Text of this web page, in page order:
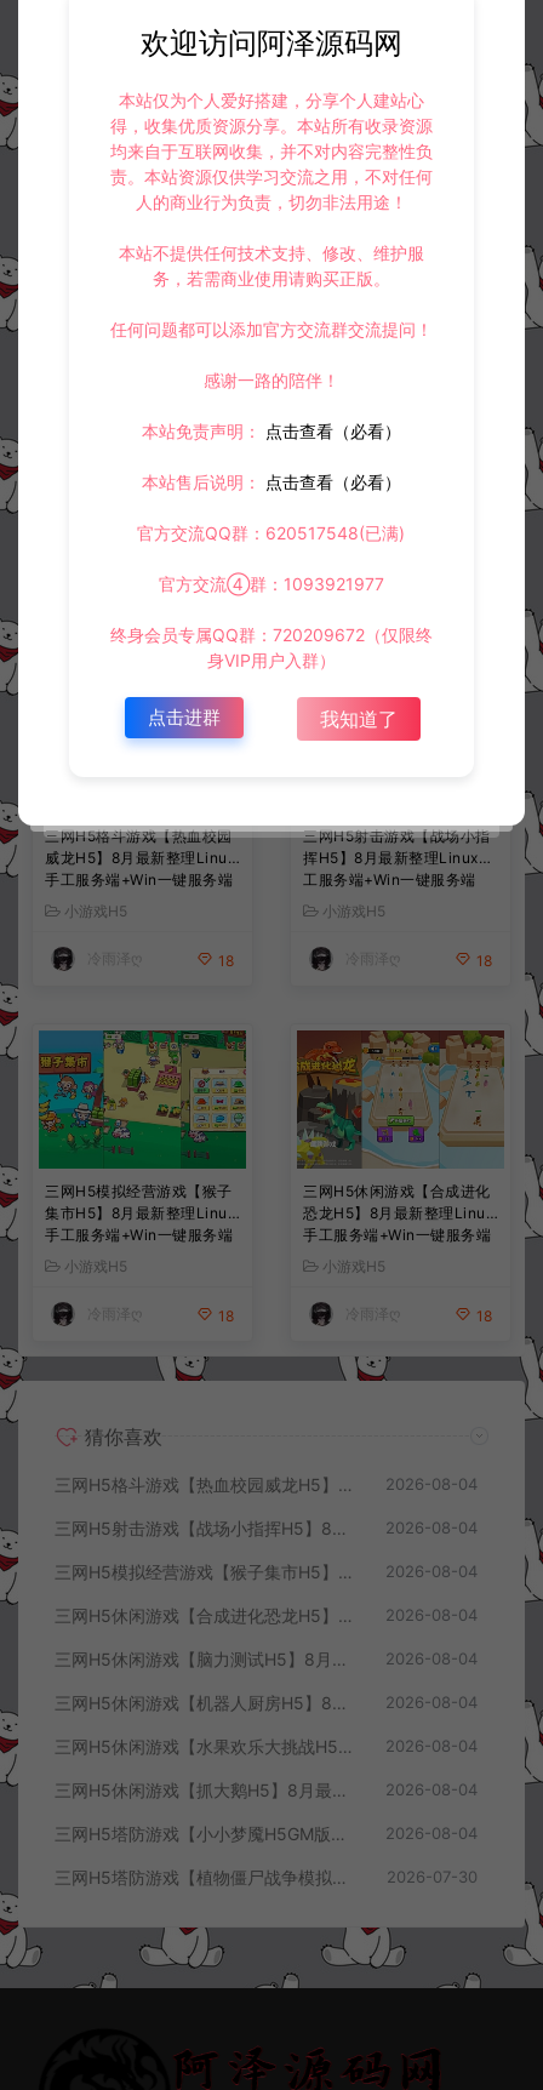
最新整理Linux手工服务端+Win一键服务端+解压即玩+简易安卓客户端+详
冷雨泽ღ 默认解压密码：www.lyzwlkj.vip 复
下一篇：
相关资源
三网H5格斗游戏【热血校园
威龙H5】8月最新整理Linux
手工服务端+Win一键服务端
+解压即玩+简易安卓客户端
+详细搭建教程
小游戏H5
冷雨泽ღ 18
三网H5射击游戏【战场小指
挥H5】8月最新整理Linux手
工服务端+Win一键服务端
+解压即玩+简易安卓客户端
+详细搭建教程
小游戏H5
冷雨泽ღ 18
三网H5模拟经营游戏【猴子
集市H5】8月最新整理Linux
手工服务端+Win一键服务端
+解压即玩+简易安卓客户端
+详细搭建教程
小游戏H5
冷雨泽ღ 18
三网H5休闲游戏【合成进化
恐龙H5】8月最新整理Linux
手工服务端+Win一键服务端
+解压即玩+简易安卓客户端
+详细搭建教程
小游戏H5
冷雨泽ღ 18
猜你喜欢
三网H5格斗游戏【热血校园威龙H5】8月最新整理Linux手工服务端+Win一键服务端+解压即玩+简易安卓客户端+详细搭建教程 2026-08-04
三网H5射击游戏【战场小指挥H5】8月最新整理Linux手工服务端+Win一键服务端+解压即玩+简易安卓客户端+详细搭建教程 2026-08-04
三网H5模拟经营游戏【猴子集市H5】8月最新整理Linux手工服务端+Win一键服务端+解压即玩+简易安卓客户端+详细搭建教程 2026-08-04
三网H5休闲游戏【合成进化恐龙H5】8月最新整理Linux手工服务端+Win一键服务端+解压即玩+简易安卓客户端+详细搭建教程 2026-08-04
三网H5休闲游戏【脑力测试H5】8月最新整理Linux手工服务端+Win一键服务端+解压即玩+简易安卓客户端+详细搭建教程 2026-08-04
三网H5休闲游戏【机器人厨房H5】8月最新整理Linux手工服务端+Win一键服务端+解压即玩+简易安卓客户端+详细搭建教程 2026-08-04
三网H5休闲游戏【水果欢乐大挑战H5】8月最新整理Linux手工服务端+Win一键服务端+解压即玩+简易安卓客户端+详细搭建教程 2026-08-04
三网H5休闲游戏【抓大鹅H5】8月最新整理Linux手工服务端+Win一键服务端+解压即玩+简易安卓客户端+详细搭建教程 2026-08-04
三网H5塔防游戏【小小梦魇H5GM版】7月最新整理Linux手工服务端+Win一键服务端+解压即玩+简易安卓客户端+详细搭建教程 2026-08-04
三网H5塔防游戏【植物僵尸战争模拟器H5】7月最新整理Linux手工服务端+Win一键服务端+解压即玩+简易安卓客户端+详细搭建教程 2026-07-30
欢迎访问阿泽源码网
本站仅为个人爱好搭建，分享个人建站心
得，收集优质资源分享。本站所有收录资源
均来自于互联网收集，并不对内容完整性负
责。本站资源仅供学习交流之用，不对任何
人的商业行为负责，切勿非法用途！
本站不提供任何技术支持、修改、维护服
务，若需商业使用请购买正版。
任何问题都可以添加官方交流群交流提问！
感谢一路的陪伴！
本站免责声明： 点击查看（必看）
本站售后说明： 点击查看（必看）
官方交流QQ群：620517548(已满)
官方交流④群：1093921977
终身会员专属QQ群：720209672（仅限终
身VIP用户入群）
点击进群 我知道了